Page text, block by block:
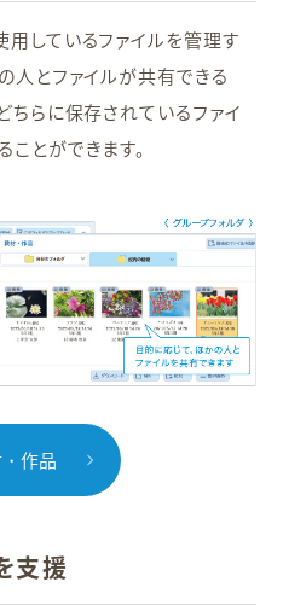
用しているファイルを管理す
人とファイルが共有できる
ちらに保存されているファイ
とができます。
作品
支援